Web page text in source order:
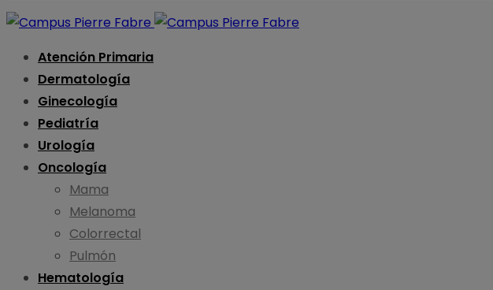
Atención Primaria
Dermatología
Ginecología
Pediatría
Urología
Oncología
Mama
Melanoma
Colorrectal
Pulmón
Hematología